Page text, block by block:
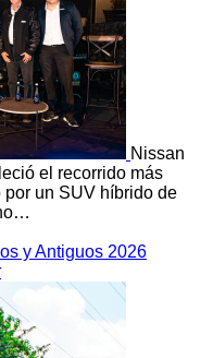
Nissan
el recorrido más
por un SUV híbrido de
y Antiguos 2026